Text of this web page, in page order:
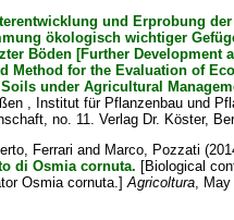
und Erprobung
ökologisch wichtiger
Böden [Further Development
Method for the Evaluation of
under Agricultural
, Institut für Pflanzenbau und
no. 11. Verlag Dr. Köster,
Ferrari and Marco, Pozzati
di Osmia cornuta. [Biological
Osmia cornuta.]Agricoltura, May